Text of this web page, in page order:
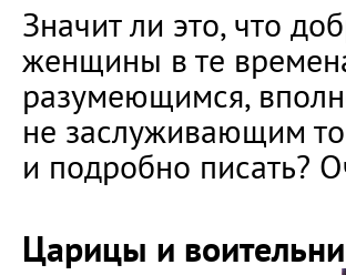
Значит ли это, что
женщины в те
разумеющимся,
не заслуживающим
и подробно писать?
Царицы и